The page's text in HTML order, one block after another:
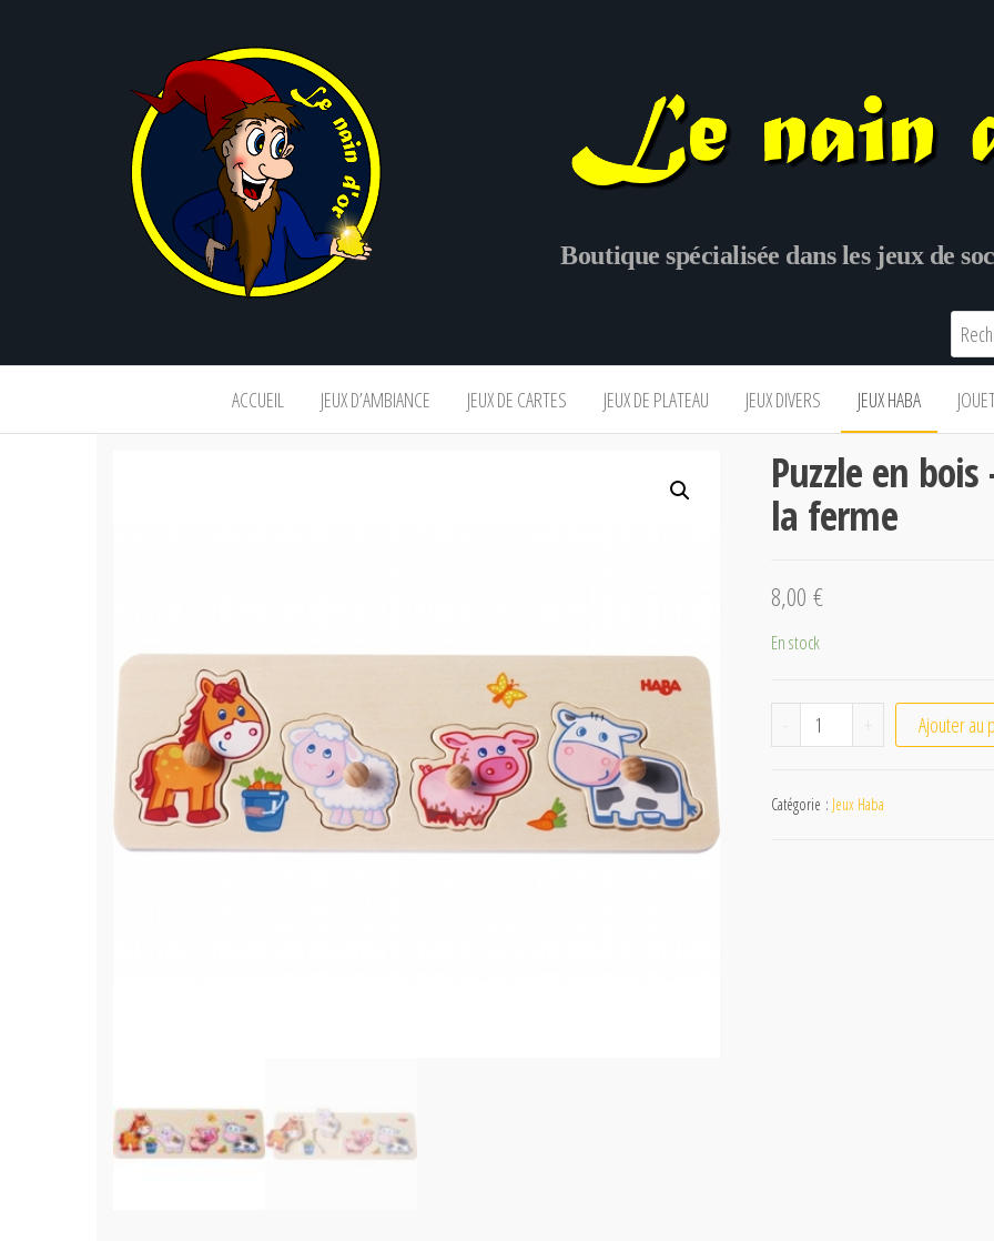
Boutique spécialisée dans les jeux de
ACCUEIL JEUX D’AMBIANCE JEUX DE CARTES JEUX DE PLATEAU JEUX DIVERS JEUX HABA
Puzzle en
la ferme
8,00 €
En stock
quantité de Puzzle en
Ajouter au
Catégorie : Jeux Haba